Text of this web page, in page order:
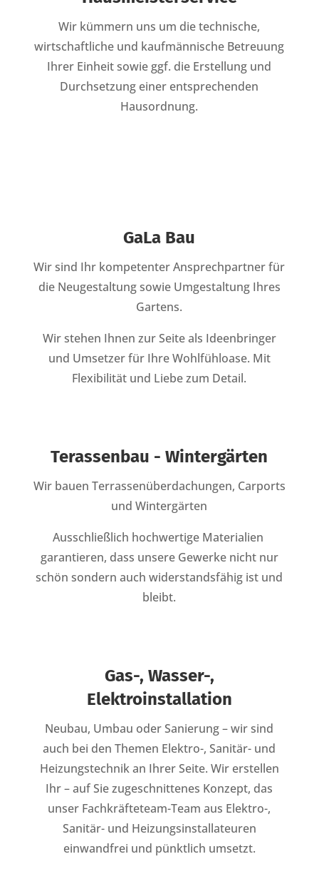
Wir kümmern uns um die technische,
wirtschaftliche und kaufmännische Betreuung
Ihrer Einheit sowie ggf. die Erstellung und
Durchsetzung einer entsprechenden
Hausordnung.
GaLa Bau
Wir sind Ihr kompetenter Ansprechpartner für
die Neugestaltung sowie Umgestaltung Ihres
Gartens.
Wir stehen Ihnen zur Seite als Ideenbringer
und Umsetzer für Ihre Wohlfühloase. Mit
Flexibilität und Liebe zum Detail.
Terassenbau - Wintergärten
Wir bauen Terrassenüberdachungen, Carports
und Wintergärten
Ausschließlich hochwertige Materialien
garantieren, dass unsere Gewerke nicht nur
schön sondern auch widerstandsfähig ist und
bleibt.
Gas-, Wasser-,
Elektroinstallation
Neubau, Umbau oder Sanierung – wir sind
auch bei den Themen Elektro-, Sanitär- und
Heizungstechnik an Ihrer Seite. Wir erstellen
Ihr – auf Sie zugeschnittenes Konzept, das
unser Fachkräfteteam-Team aus Elektro-,
Sanitär- und Heizungsinstallateuren
einwandfrei und pünktlich umsetzt.